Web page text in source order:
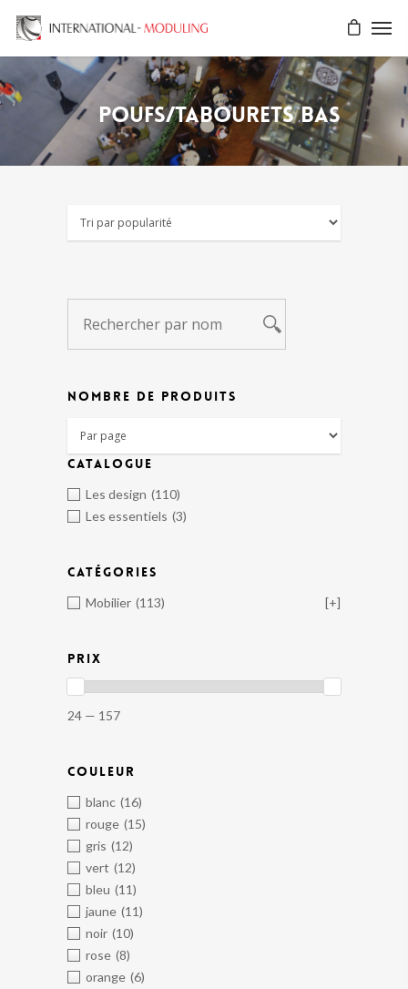
Poufs/Tabourets bas
NOMBRE DE PRODUITS
CATALOGUE
Les design (110)
Les essentiels (3)
CATÉGORIES
Mobilier (113) [+]
PRIX
24 — 157
COULEUR
blanc (16)
rouge (15)
gris (12)
vert (12)
bleu (11)
jaune (11)
noir (10)
rose (8)
orange (6)